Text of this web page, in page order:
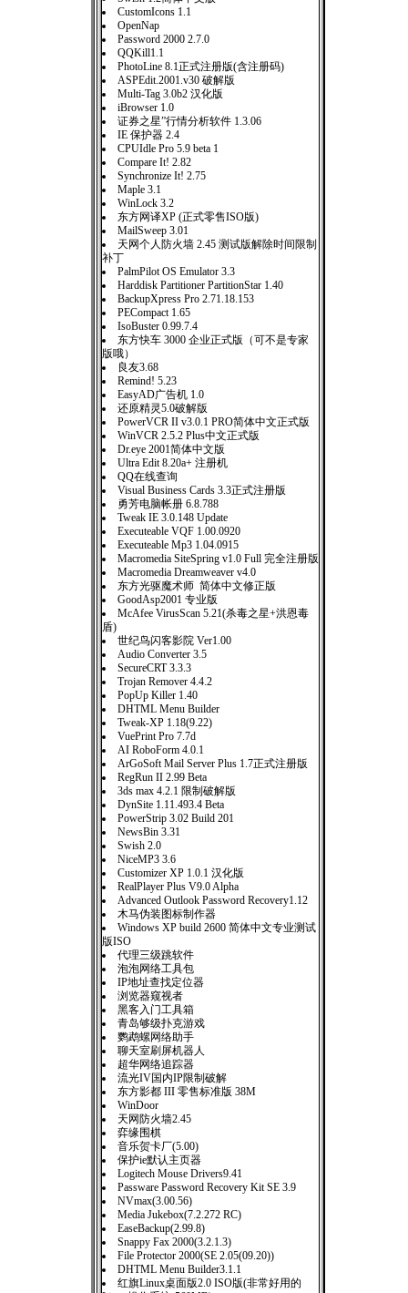
CustomIcons 1.1
OpenNap
Password 2000 2.7.0
QQKill1.1
PhotoLine 8.1正式注册版(含注册码)
ASPEdit.2001.v30 破解版
Multi-Tag 3.0b2 汉化版
iBrowser 1.0
证券之星”行情分析软件 1.3.06
IE 保护器 2.4
CPUIdle Pro 5.9 beta 1
Compare It! 2.82
Synchronize It! 2.75
Maple 3.1
WinLock 3.2
东方网译XP (正式零售ISO版)
MailSweep 3.01
天网个人防火墙 2.45 测试版解除时间限制
补丁
PalmPilot OS Emulator 3.3
Harddisk Partitioner PartitionStar 1.40
BackupXpress Pro 2.71.18.153
PECompact 1.65
IsoBuster 0.99.7.4
东方快车 3000 企业正式版（可不是专家
版哦）
良友3.68
Remind! 5.23
EasyAD广告机 1.0
还原精灵5.0破解版
PowerVCR II v3.0.1 PRO简体中文正式版
WinVCR 2.5.2 Plus中文正式版
Dr.eye 2001简体中文版
Ultra Edit 8.20a+ 注册机
QQ在线查询
Visual Business Cards 3.3正式注册版
勇芳电脑帐册 6.8.788
Tweak IE 3.0.148 Update
Executeable VQF 1.00.0920
Executeable Mp3 1.04.0915
Macromedia SiteSpring v1.0 Full 完全注册版
Macromedia Dreamweaver v4.0
东方光驱魔术师 简体中文修正版
GoodAsp2001 专业版
McAfee VirusScan 5.21(杀毒之星+洪恩毒
盾)
世纪鸟闪客影院 Ver1.00
Audio Converter 3.5
SecureCRT 3.3.3
Trojan Remover 4.4.2
PopUp Killer 1.40
DHTML Menu Builder
Tweak-XP 1.18(9.22)
VuePrint Pro 7.7d
AI RoboForm 4.0.1
ArGoSoft Mail Server Plus 1.7正式注册版
RegRun II 2.99 Beta
3ds max 4.2.1 限制破解版
DynSite 1.11.493.4 Beta
PowerStrip 3.02 Build 201
NewsBin 3.31
Swish 2.0
NiceMP3 3.6
Customizer XP 1.0.1 汉化版
RealPlayer Plus V9.0 Alpha
Advanced Outlook Password Recovery1.12
木马伪装图标制作器
Windows XP build 2600 简体中文专业测试
版ISO
代理三级跳软件
泡泡网络工具包
IP地址查找定位器
浏览器窥视者
黑客入门工具箱
青岛够级扑克游戏
鹦鹉螺网络助手
聊天室刷屏机器人
超华网络追踪器
流光IV国内IP限制破解
东方影都 III 零售标准版 38M
WinDoor
天网防火墙2.45
弈缘围棋
音乐贺卡厂(5.00)
保护ie默认主页器
Logitech Mouse Drivers9.41
Passware Password Recovery Kit SE 3.9
NVmax(3.00.56)
Media Jukebox(7.2.272 RC)
EaseBackup(2.99.8)
Snappy Fax 2000(3.2.1.3)
File Protector 2000(SE 2.05(09.20))
DHTML Menu Builder3.1.1
红旗Linux桌面版2.0 ISO版(非常好用的